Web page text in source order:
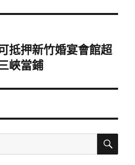
抵押新竹婚宴會館超
峽當鋪
搜